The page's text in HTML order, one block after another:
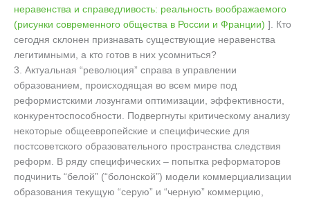
неравенства и справедливость: реальность воображаемого
(рисунки современного общества в России и Франции) ]. Кто
сегодня склонен признавать существующие неравенства
легитимными, а кто готов в них усомниться?
3. Актуальная “революция” справа в управлении
образованием, происходящая во всем мире под
реформистскими лозунгами оптимизации, эффективности,
конкурентоспособности. Подвергнуты критическому анализу
некоторые общеевропейские и специфические для
постсоветского образовательного пространства следствия
реформ. В ряду специфических – попытка реформаторов
подчинить “белой” (“болонской”) модели коммерциализации
образования текущую “серую” и “черную” коммерцию,